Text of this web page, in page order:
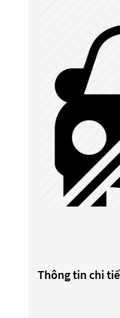
Thông tin chi